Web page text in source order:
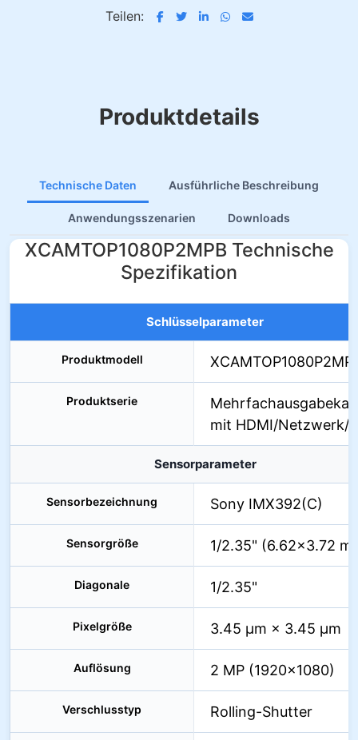
Teilen:
Produktdetails
Technische Daten Ausführliche Beschreibung
Anwendungsszenarien Downloads
XCAMTOP1080P2MPB Technische
Spezifikation
Schlüsselparameter
Produktmodell
Produktserie
mit HDMI/Netzwerk/
Sensorparameter
Sensorbezeichnung Sony IMX392(C)
Sensorgröße 1/2.35" (6.62×3.72
Diagonale 1/2.35"
Pixelgröße 3.45 µm × 3.45 µm
Auflösung 2 MP (1920×1080)
Verschlusstyp Rolling-Shutter